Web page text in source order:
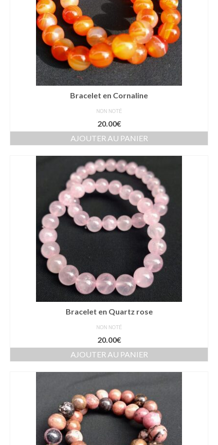
Bracelet en Cornaline
NON NOTÉ
20.00€
AJOUTER AU PANIER
Bracelet en Quartz rose
NON NOTÉ
20.00€
AJOUTER AU PANIER